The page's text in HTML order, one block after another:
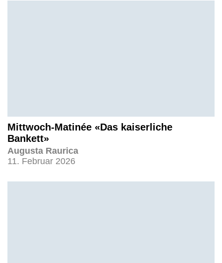
Mittwoch-Matinée «Das kaiserliche
Bankett»
Augusta Raurica
11. Februar 2026